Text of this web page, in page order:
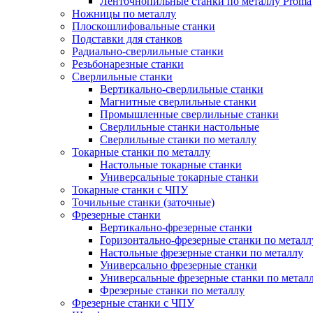
Ножницы по металлу
Плоскошлифовальные станки
Подставки для станков
Радиально-сверлильные станки
Резьбонарезные станки
Сверлильные станки
Вертикально-сверлильные станки
Магнитные сверлильные станки
Промышленные сверлильные станки
Сверлильные станки настольные
Сверлильные станки по металлу
Токарные станки по металлу
Настольные токарные станки
Универсальные токарные станки
Токарные станки с ЧПУ
Точильные станки (заточные)
Фрезерные станки
Вертикально-фрезерные станки
Горизонтально-фрезерные станки по
Настольные фрезерные станки по металлу
Универсально фрезерные станки
Универсальные фрезерные станки по
Фрезерные станки по металлу
Фрезерные станки с ЧПУ